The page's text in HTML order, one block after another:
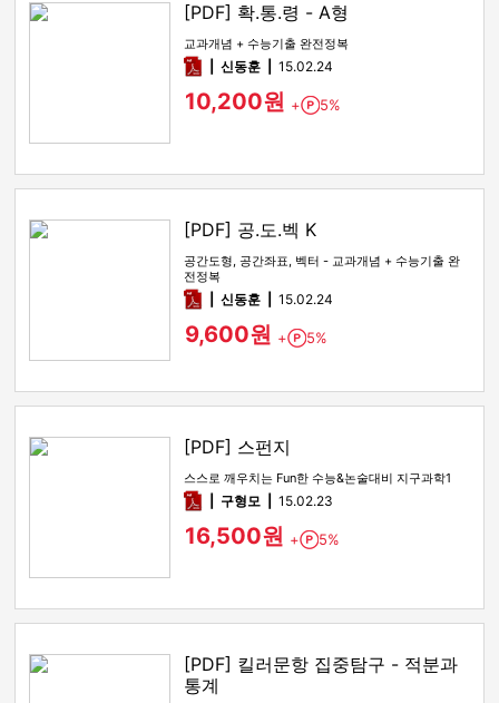
[PDF] 확.통.령 - A형
교과개념 + 수능기출 완전정복
pdf신동훈 15.02.24
10,200원 + Point
5%
[PDF] 공.도.벡 K
공간도형, 공간좌표, 벡터 - 교과개념 + 수능기출 완
전정복
pdf신동훈 15.02.24
9,600원 + Point
5%
[PDF] 스펀지
스스로 깨우치는 Fun한 수능&논술대비 지구과학1
pdf구형모 15.02.23
16,500원 + Point
5%
[PDF] 킬러문항 집중탐구 - 적분과
통계